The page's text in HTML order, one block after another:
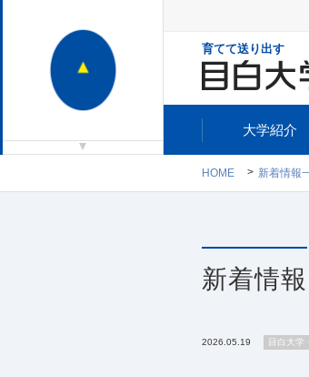
育てて送り出す
大学紹介
HOME 新着情報
新着情報
2026.05.19 目白大学